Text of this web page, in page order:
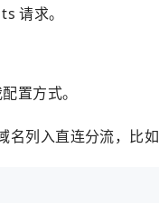
请求。
置方式。
名列入直连分流，比如